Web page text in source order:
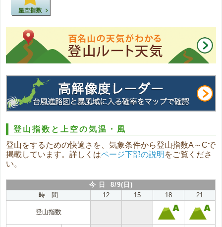
登山指数と上空の気温・風
登山をするための快適さを、気象条件から登山指数A～Cで
掲載しています。詳しくはページ下部の説明 をご覧くださ
い。
今 日 8/9(日)
時 間
12 15 18 21
登山指数